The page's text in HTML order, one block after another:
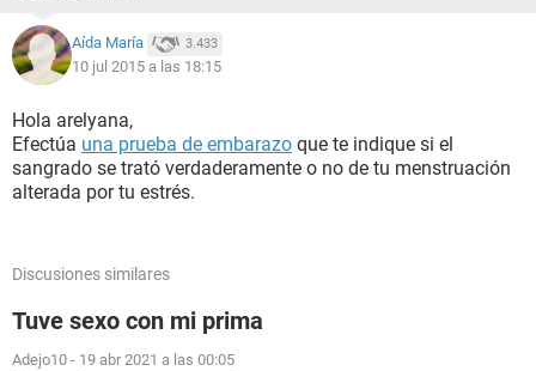
Aída María 3.433
10 jul 2015 a las 18:15
Hola arelyana,
Efectúa una prueba de embarazo que te indique si el
sangrado se trató verdaderamente o no de tu menstruación
alterada por tu estrés.
Discusiones similares
Tuve sexo con mi prima
Adejo10 - 19 abr 2021 a las 00:05